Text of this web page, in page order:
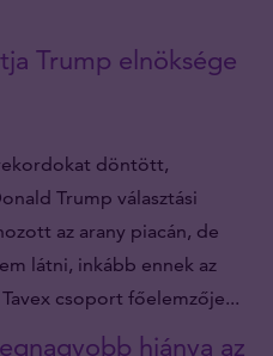
Trump elnöksége
döntött,
Trump választási
az arany piacán, de
látni, inkább ennek az
csoport főelemzője...
hiánya az